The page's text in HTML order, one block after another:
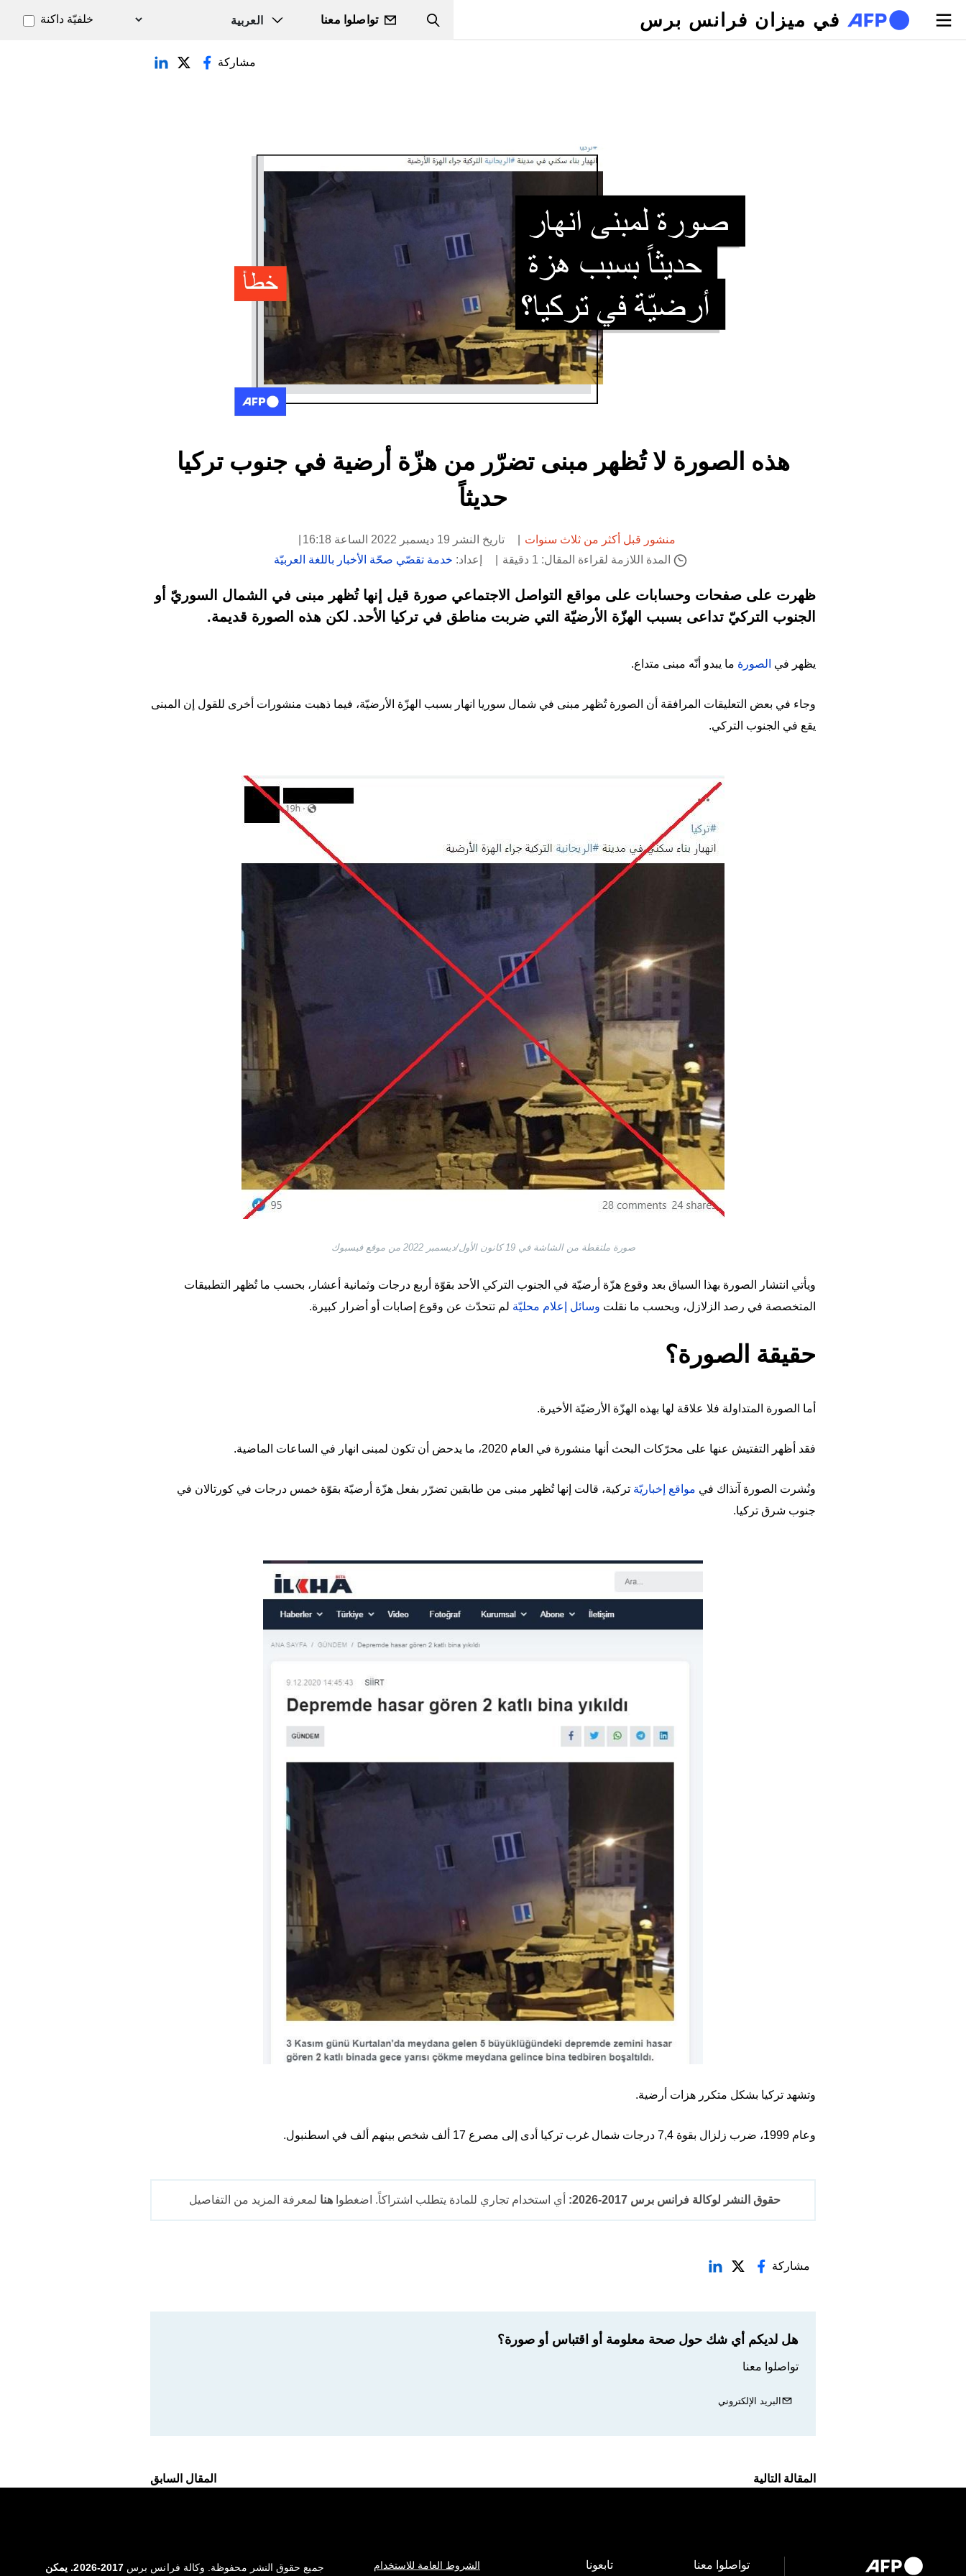
تجاوز إلى المحتوى الرئيسي
في ميزان فرانس برس Search
تواصلوا معنا خلفيّة داكنة
التبويبات الأساسية مشاركة
هذه الصورة لا تُظهر مبنى تضرّر من هزّة أرضية في جنوب تركيا
حديثاً
منشور قبل أكثر من ثلاث سنوات
تاريخ النشر 19 ديسمبر 2022 الساعة 16:18
المدة اللازمة لقراءة المقال: 1 دقيقة
إعداد: خدمة تقصّي صحّة الأخبار باللغة العربيّة
ظهرت على صفحات وحسابات على مواقع التواصل الاجتماعي صورة قيل إنها تُظهر مبنى في الشمال السوريّ أو
الجنوب التركيّ تداعى بسبب الهزّة الأرضيّة التي ضربت مناطق في تركيا الأحد. لكن هذه الصورة قديمة.
يظهر في الصورة ما يبدو أنّه مبنى متداع.
وجاء في بعض التعليقات المرافقة أن الصورة تُظهر مبنى في شمال سوريا انهار بسبب الهزّة الأرضيّة، فيما ذهبت منشورات أخرى للقول إن المبنى
يقع في الجنوب التركي.
صورة ملتقطة من الشاشة في 19 كانون الأول/ديسمبر 2022 من موقع فيسبوك
ويأتي انتشار الصورة بهذا السياق بعد وقوع هزّة أرضيّة في الجنوب التركي الأحد بقوّة أربع درجات وثمانية أعشار، بحسب ما تُظهر التطبيقات
المتخصصة في رصد الزلازل، وبحسب ما نقلت وسائل إعلام محليّة لم تتحدّث عن وقوع إصابات أو أضرار كبيرة.
حقيقة الصورة؟
أما الصورة المتداولة فلا علاقة لها بهذه الهزّة الأرضيّة الأخيرة.
فقد أظهر التفتيش عنها على محرّكات البحث أنها منشورة في العام 2020، ما يدحض أن تكون لمبنى انهار في الساعات الماضية.
ونُشرت الصورة آنذاك في مواقع إخباريّة تركية، قالت إنها تُظهر مبنى من طابقين تضرّر بفعل هزّة أرضيّة بقوّة خمس درجات في كورتالان في
جنوب شرق تركيا.
Image
وتشهد تركيا بشكل متكرر هزات أرضية.
وعام 1999، ضرب زلزال بقوة 7,4 درجات شمال غرب تركيا أدى إلى مصرع 17 ألف شخص بينهم ألف في اسطنبول.
حقوق النشر لوكالة فرانس برس 2017-2026: أي استخدام تجاري للمادة يتطلب اشتراكاً. اضغطواهنا لمعرفة المزيد من التفاصيل
مشاركة
هل لديكم أي شك حول صحة معلومة أو اقتباس أو صورة؟
تواصلوا معنا
البريد الإلكتروني
المقالة التالية المقال السابق
تواصلوا معنا تابعونا الشروط العامة للاستخدام جميع حقوق النشر محفوظة. وكالة فرانس برس 2017-2026. يمكن